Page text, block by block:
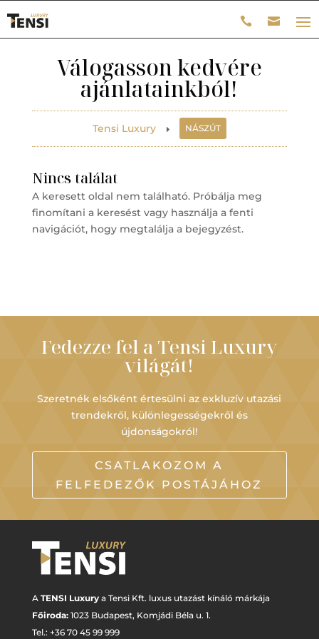
Válogasson kedvére
ajánlatainkból!
Tensi Luxury E NÁSZÚT
Nincs találat
A keresett oldal nem található. Próbálja meg
finomítani a keresést vagy használja a fenti
navigációt, hogy megtalálja a bejegyzést.
Fedezze fel a Tensi Luxury
világát!
Szeretnék elsőként értesülni az exkluzív utazási
trendekről, különlegességekről és
újdonságokról!
CSATLAKOZOM A
FELFEDEZŐK POSTÁJÁHOZ
A TENSI Luxurya Tensi Kft. luxus utazást kínáló márkája
Főiroda: 1023 Budapest, Komjádi Béla u. 1.
Tel.: +36 70 45 99 999